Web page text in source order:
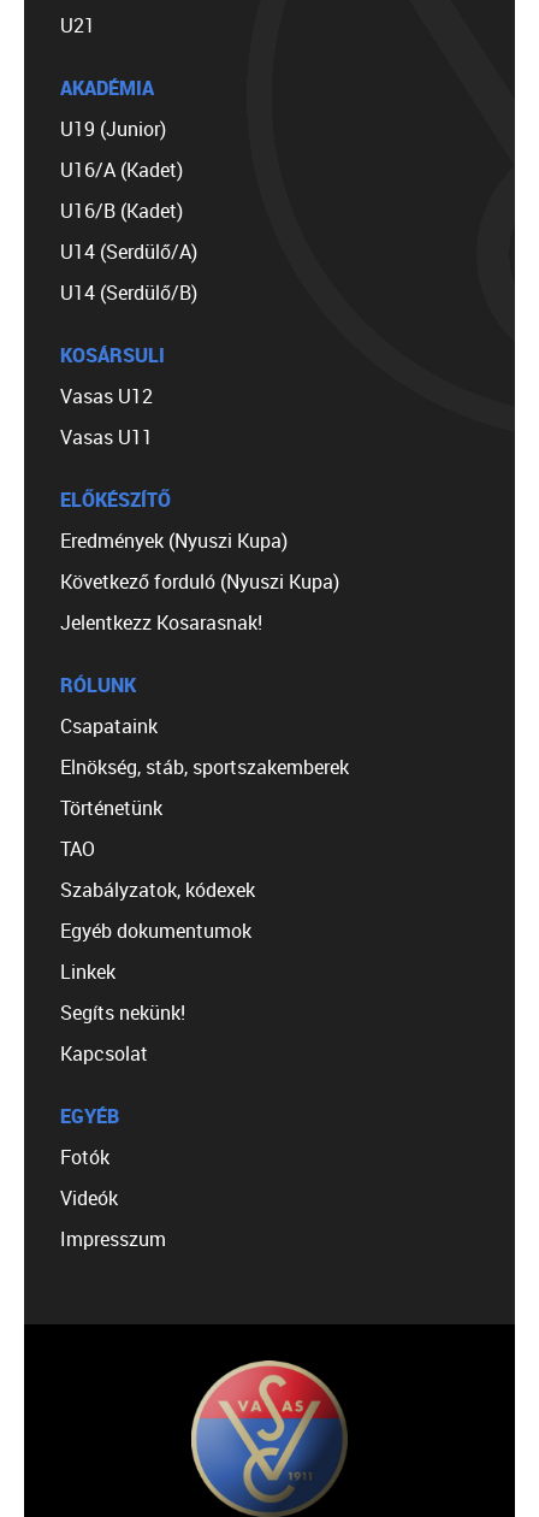
U21
AKADÉMIA
U19 (Junior)
U16/A (Kadet)
U16/B (Kadet)
U14 (Serdülő/A)
U14 (Serdülő/B)
KOSÁRSULI
Vasas U12
Vasas U11
ELŐKÉSZÍTŐ
Eredmények (Nyuszi Kupa)
Következő forduló (Nyuszi Kupa)
Jelentkezz Kosarasnak!
RÓLUNK
Csapataink
Elnökség, stáb, sportszakemberek
Történetünk
TAO
Szabályzatok, kódexek
Egyéb dokumentumok
Linkek
Segíts nekünk!
Kapcsolat
EGYÉB
Fotók
Videók
Impresszum